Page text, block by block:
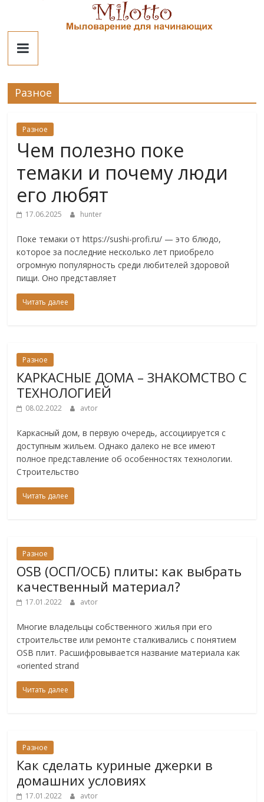
contentМилотто
Разное
Разное
Чем полезно поке
темаки и почему люди
его любят
17.06.2025 hunter
Поке темаки от https://sushi-profi.ru/ — это блюдо,
которое за последние несколько лет приобрело
огромную популярность среди любителей здоровой
пищи. Оно представляет
Читать далее
Разное
КАРКАСНЫЕ ДОМА – ЗНАКОМСТВО С
ТЕХНОЛОГИЕЙ
08.02.2022 avtor
Каркасный дом, в первую очередь, ассоциируется с
доступным жильем. Однако далеко не все имеют
полное представление об особенностях технологии.
Строительство
Читать далее
Разное
OSB (ОСП/ОСБ) плиты: как выбрать
качественный материал?
17.01.2022 avtor
Многие владельцы собственного жилья при его
строительстве или ремонте сталкивались с понятием
OSB плит. Расшифровывается название материала как
«oriented strand
Читать далее
Разное
Как сделать куриные джерки в
домашних условиях
17.01.2022 avtor